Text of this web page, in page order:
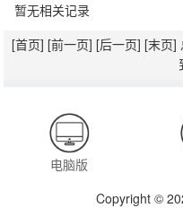
暂无相关记录
[首页] [前一页] [后一页] [末页]
电脑版
Copyright ©